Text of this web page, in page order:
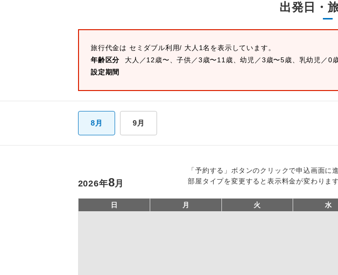
出発日・
旅行代金は セミダブル利用/ 大人1名を表示しています。
年齢区分
大人／12歳〜、子供／3歳〜11歳、幼児／3歳〜5歳、乳幼児／0
設定期間
8月 9月
「予約する」ボタンのクリックで申込画面に
部屋タイプを変更すると表示料金が変わります
2026年8月
日 月 火 水